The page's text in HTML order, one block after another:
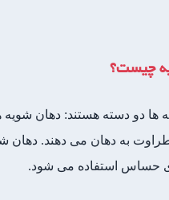
چیست؟
ها دو دسته هستند: دهان
به دهان می دهند. دهان
حساس استفاده می شود.